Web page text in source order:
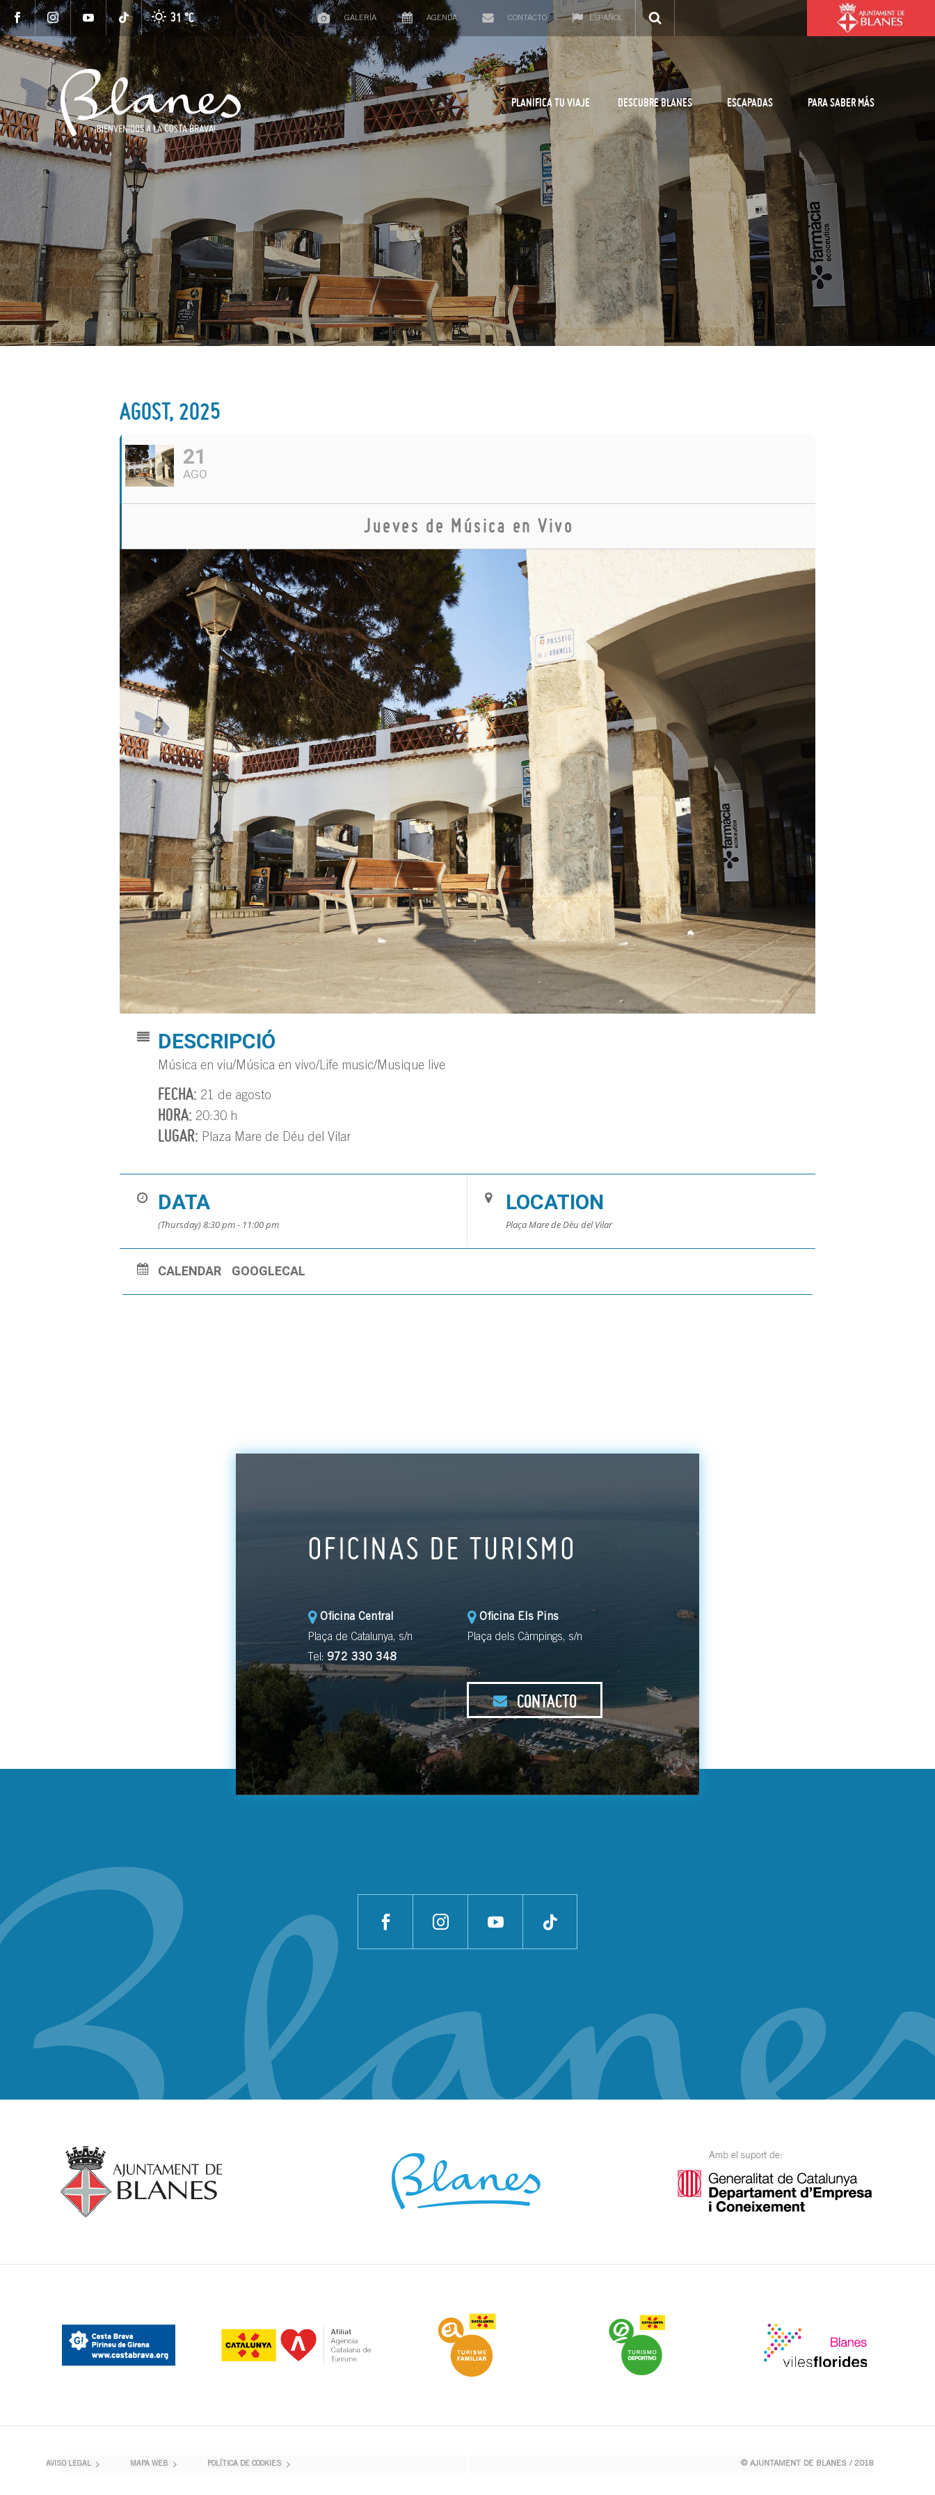
31 °C GALERÍA AGENDA CONTACTO ESPAÑOL
PLANIFICA TU VIAJE DESCUBRE BLANES ESCAPADAS PARA SABER MÁS
AGOST, 2025
21
AGO
Jueves de Música en Vivo
DESCRIPCIÓ
Música en viu/Música en vivo/Life music/Musique live
FECHA: 21 de agosto
HORA: 20:30 h
LUGAR: Plaza Mare de Déu del Vilar
DATA
(Thursday) 8:30 pm - 11:00 pm
LOCATION
Plaça Mare de Dèu del Vilar
CALENDAR GOOGLECAL
OFICINAS DE TURISMO
Oficina Central
Plaça de Catalunya, s/n
Tel: 972 330 348
Oficina Els Pins
Plaça dels Càmpings, s/n
CONTACTO
AVISO LEGAL MAPA WEB POLÍTICA DE COOKIES © AJUNTAMENT DE BLANES / 2018